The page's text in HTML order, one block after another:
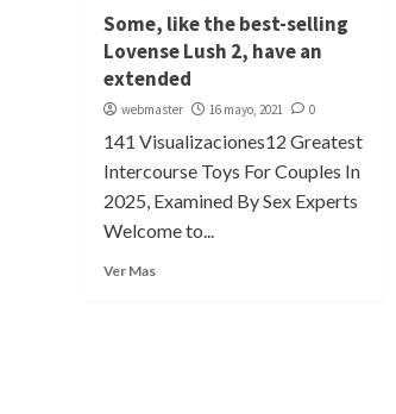
Some, like the best-selling
Lovense Lush 2, have an
extended
webmaster 16 mayo, 2021 0
141 Visualizaciones12 Greatest
Intercourse Toys For Couples In
2025, Examined By Sex Experts
Welcome to...
Ver Mas